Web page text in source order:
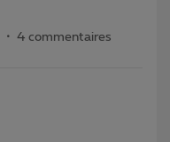
4 commentaires